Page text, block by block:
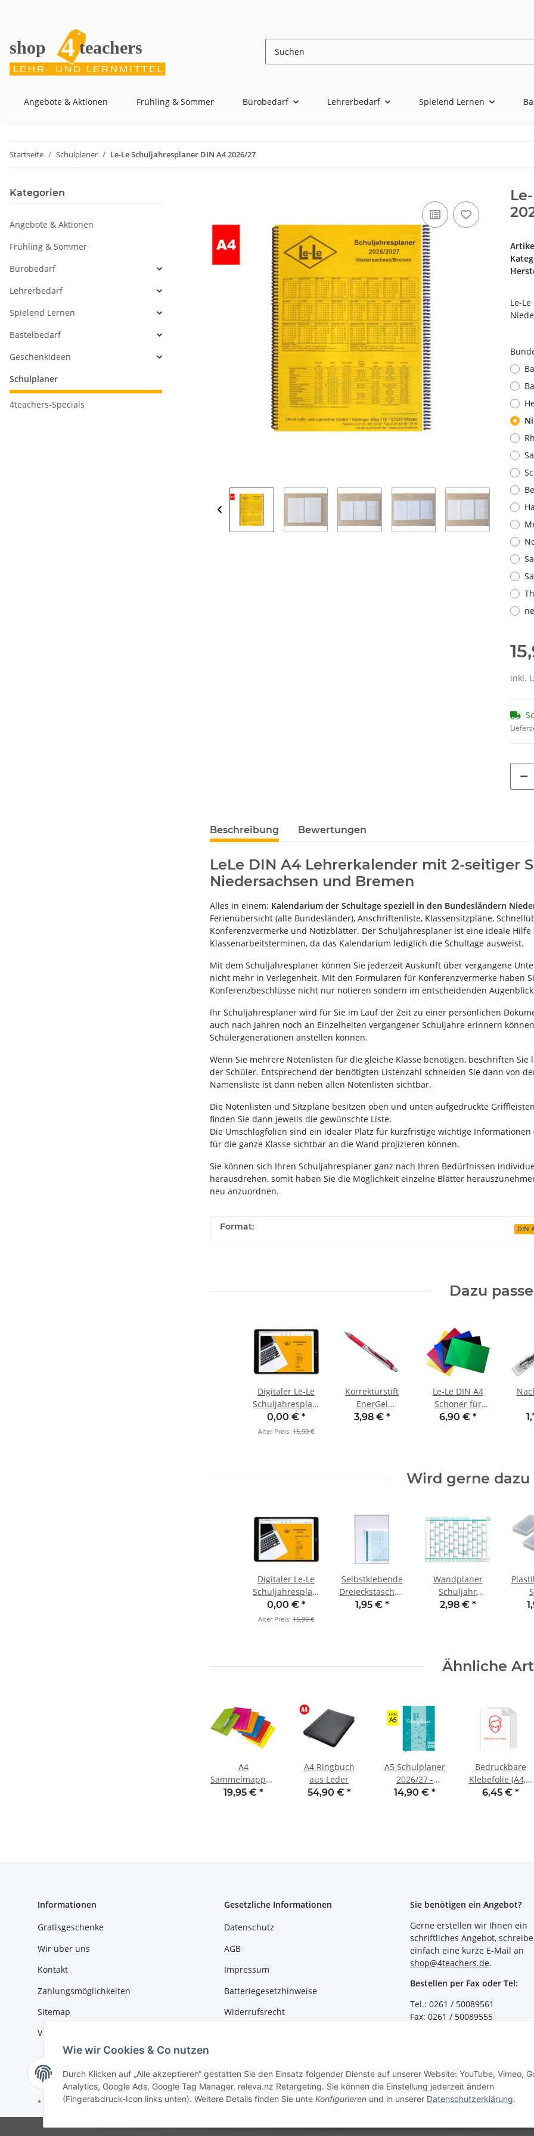
Angebote & Aktionen Frühling & Sommer Bürobedarf Lehrerbedarf Spielend Lernen
Startseite Schulplaner Le-Le Schuljahresplaner DIN A4 2026/27
Le-
inkl.
Beschreibung Bewertungen
LeLe DIN A4 Lehrerkalender mit 2-seitiger
Niedersachsen und Bremen
Alles in einem: Kalendarium der Schultage speziell in den Bundesländern
Ferienübersicht (alle Bundesländer), Anschriftenliste, Klassensitzpläne,
Konferenzvermerke und Notizblätter. Der Schuljahresplaner ist eine ideale
Klassenarbeitsterminen, da das Kalendarium lediglich die Schultage ausweist.
Mit dem Schuljahresplaner können Sie jederzeit Auskunft über vergangene
nicht mehr in Verlegenheit. Mit den Formularen für Konferenzvermerke haben
Konferenzbeschlüsse nicht nur notieren sondern im entscheidenden
Ihr Schuljahresplaner wird für Sie im Lauf der Zeit zu einer persönlichen
auch nach Jahren noch an Einzelheiten vergangener Schuljahre erinnern
Schülergenerationen anstellen können.
Wenn Sie mehrere Notenlisten für die gleiche Klasse benötigen, beschriften
der Schüler. Entsprechend der benötigten Listenzahl schneiden Sie dann von
Namensliste ist dann neben allen Notenlisten sichtbar.
Die Notenlisten und Sitzpläne besitzen oben und unten aufgedruckte
finden Sie dann jeweils die gewünschte Liste.
Die Umschlagfolien sind ein idealer Platz für kurzfristige wichtige
für die ganze Klasse sichtbar an die Wand projizieren können.
Sie können sich Ihren Schuljahresplaner ganz nach Ihren Bedürfnissen
herausdrehen, somit haben Sie die Möglichkeit einzelne Blätter
neu anzuordnen.
Format: DIN
Dazu
Digitaler Le-Le
Schuljahresplaner
2025/26
0,00 € *
Alter Preis: 15,90 €
Korrekturstift
EnerGel
(nachfüllbar) rot
3,98 € *
Le-Le DIN A4
Schoner für
Schuljahresplaner
6,90 € *
Wird gerne
Digitaler Le-Le
Schuljahresplaner
2025/26
Niedersachsen/Bremen
0,00 € *
Alter Preis: 15,90 €
Selbstklebende
Dreieckstaschen
(4 Stck.)
1,95 € *
Wandplaner
Schuljahr
2026/27
2,98 € *
Ähnliche
A4
Sammelmappen
(6 Stck.)
19,95 € *
A4 Ringbuch
aus Leder
54,90 € *
A5 Schulplaner
2026/27 -
Buchbindung
14,90 € *
Bedruckbare
Klebefolie (A4, 5
Stck.)
6,45 € *
Kategorien
Angebote & Aktionen
Frühling & Sommer
Bürobedarf
Lehrerbedarf
Spielend Lernen
Bastelbedarf
Geschenkideen
Schulplaner
4teachers-Specials
Informationen
Gratisgeschenke
Wir über uns
Kontakt
Zahlungsmöglichkeiten
Sitemap
Versandinformationen
Gesetzliche Informationen
Datenschutz
AGB
Impressum
Batteriegesetzhinweise
Widerrufsrecht
Sie benötigen ein Angebot?
Gerne erstellen wir Ihnen ein
schriftliches Angebot,
einfach eine kurze E-Mail an
shop@4teachers.de.
Bestellen per Fax oder Tel:
Tel.: 0261 / 50089561
Fax: 0261 / 50089555
Vertrag widerrufen
* Alle Preise inkl. gesetzlicher USt., zzgl.Versand
Wie wir Cookies & Co nutzen
Durch Klicken auf „Alle akzeptieren“ gestatten Sie den Einsatz folgender Dienste auf unserer Website: YouTube, Vimeo,
Analytics, Google Ads, Google Tag Manager, releva.nz Retargeting. Sie können die Einstellung jederzeit ändern
(Fingerabdruck-Icon links unten). Weitere Details finden Sie unte Konfigurieren und in unserer Datenschutzerklärung.